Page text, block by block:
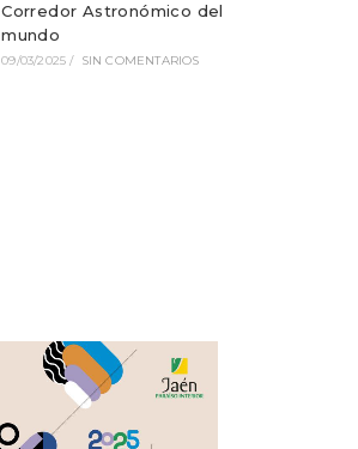
Corredor Astronómico del
mundo
09/03/2025 / SIN COMENTARIOS